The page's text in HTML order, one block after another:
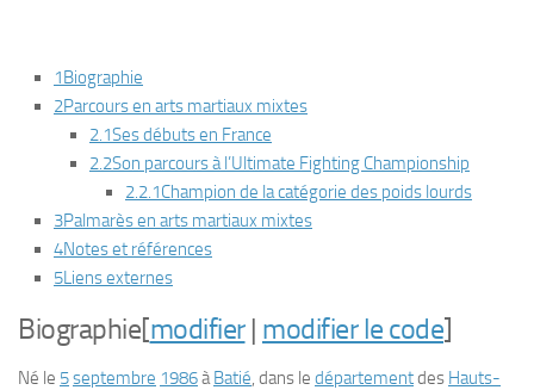
1Biographie
2Parcours en arts martiaux mixtes
2.1Ses débuts en France
2.2Son parcours à l’Ultimate Fighting Championship
2.2.1Champion de la catégorie des poids lourds
3Palmarès en arts martiaux mixtes
4Notes et références
5Liens externes
Biographie[modifier| modifier le code]
Né le 5septembre 1986àBatié, dans le départementdes Hauts-